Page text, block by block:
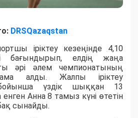
DRSQazaqstan
іріктеу кезеңінде 4,10
бағындырып, елдің жаңа
әрі әлем чемпионатының
алды. Жалпы іріктеу
үздік шыққан 13
Анна 8 тамыз күні өтетін
сынайды.